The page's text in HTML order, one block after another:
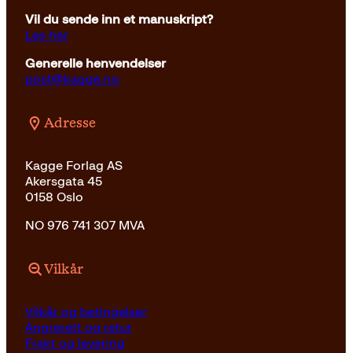
Vil du sende inn et manuskript?
Les her
Generelle henvendelser
post@kagge.no
Adresse
Kagge Forlag AS
Akersgata 45
0158 Oslo
NO 976 741 307 MVA
Vilkår
Vilkår og betingelser
Angrerett og retur
Frakt og levering